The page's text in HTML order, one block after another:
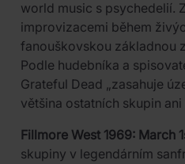
world music s psychedelií.
improvizacemi během
fanouškovskou základnou
Podle hudebníka a
Grateful Dead „zasahuje
většina ostatních skupin ani
Fillmore West 1969: March
skupiny v legendárním